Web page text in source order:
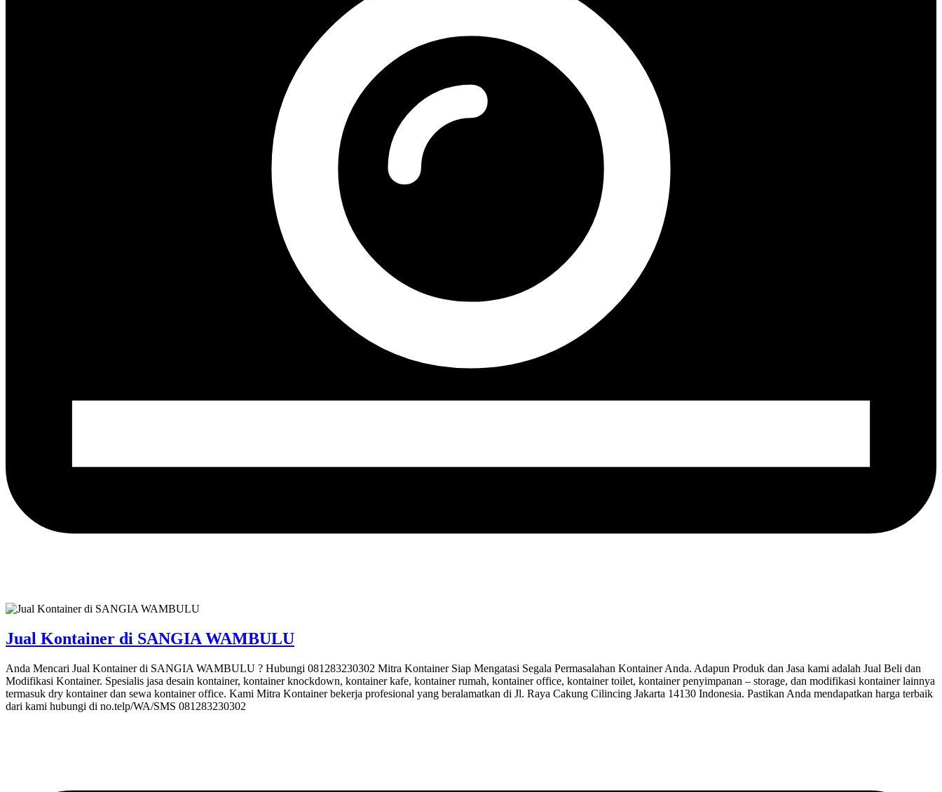
Jual Kontainer di SANGIA WAMBULU
Anda Mencari Jual Kontainer di SANGIA WAMBULU ? Hubungi 081283230302 Mitra Kontainer Siap Mengatasi Segala Permasalahan Kontainer Anda. Adapun Produk dan Jasa kami adalah Jual Beli dan
Modifikasi Kontainer. Spesialis jasa desain kontainer, kontainer knockdown, kontainer kafe, kontainer rumah, kontainer office, kontainer toilet, kontainer penyimpanan – storage, dan modifikasi kontainer lainnya
termasuk dry kontainer dan sewa kontainer office. Kami Mitra Kontainer bekerja profesional yang beralamatkan di Jl. Raya Cakung Cilincing Jakarta 14130 Indonesia. Pastikan Anda mendapatkan harga terbaik
dari kami hubungi di no.telp/WA/SMS 081283230302